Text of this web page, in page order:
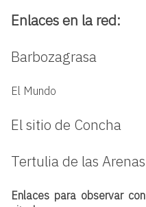
Enlaces en la red:
Barbozagrasa
El Mundo
El sitio de Concha
Tertulia de las
Enlaces para observar